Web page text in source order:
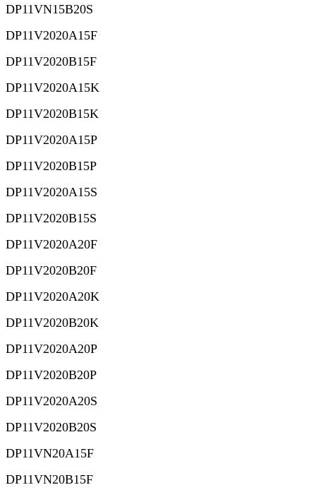
DP11VN15B20S
DP11V2020A15F
DP11V2020B15F
DP11V2020A15K
DP11V2020B15K
DP11V2020A15P
DP11V2020B15P
DP11V2020A15S
DP11V2020B15S
DP11V2020A20F
DP11V2020B20F
DP11V2020A20K
DP11V2020B20K
DP11V2020A20P
DP11V2020B20P
DP11V2020A20S
DP11V2020B20S
DP11VN20A15F
DP11VN20B15F